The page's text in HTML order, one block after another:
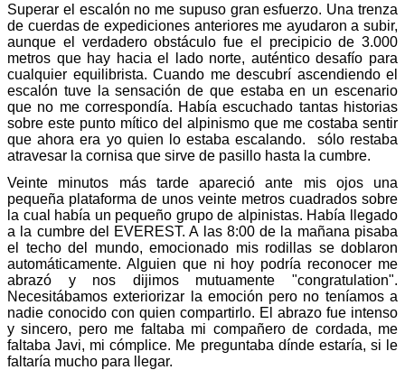
Superar el escalón no me supuso gran esfuerzo. Una trenza
de cuerdas de expediciones anteriores me ayudaron a subir,
aunque el verdadero obstáculo fue el precipicio de 3.000
metros que hay hacia el lado norte, auténtico desafío para
cualquier equilibrista. Cuando me descubrí ascendiendo el
escalón tuve la sensación de que estaba en un escenario
que no me correspondía. Había escuchado tantas historias
sobre este punto mítico del alpinismo que me costaba sentir
que ahora era yo quien lo estaba escalando. sólo restaba
atravesar la cornisa que sirve de pasillo hasta la cumbre.
Veinte minutos más tarde apareció ante mis ojos una
pequeña plataforma de unos veinte metros cuadrados sobre
la cual había un pequeño grupo de alpinistas. Había llegado
a la cumbre del EVEREST. A las 8:00 de la mañana pisaba
el techo del mundo, emocionado mis rodillas se doblaron
automáticamente. Alguien que ni hoy podría reconocer me
abrazó y nos dijimos mutuamente "congratulation".
Necesitábamos exteriorizar la emoción pero no teníamos a
nadie conocido con quien compartirlo. El abrazo fue intenso
y sincero, pero me faltaba mi compañero de cordada, me
faltaba Javi, mi cómplice. Me preguntaba dínde estaría, si le
faltaría mucho para llegar.